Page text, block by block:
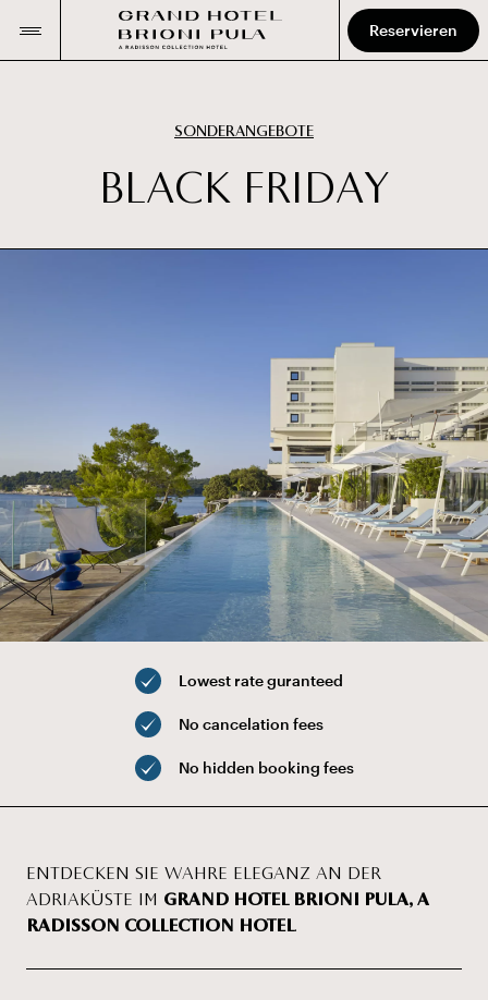
Reservieren
SONDERANGEBOTE
BLACK FRI DAY
Lowest rate guranteed
No cancelation fees
No hidden booking fees
ENTDECKEN SIE WAHRE ELEGANZ AN DER
ADRIAKÜSTE IM GRAND HOTEL BRIONI PULA, A
RADISSON COLLECTION HOTEL.